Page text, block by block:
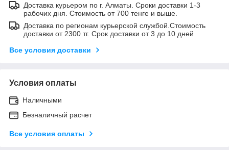
Доставка курьером по г. Алматы. Сроки доставки 1-3
рабочих дня. Стоимость от 700 тенге и выше.
Доставка по регионам курьерской службой.Стоимость
доставки от 2300 тг. Срок доставки от 3 до 10 дней
Все условия доставки
Условия оплаты
Наличными
Безналичный расчет
Все условия оплаты